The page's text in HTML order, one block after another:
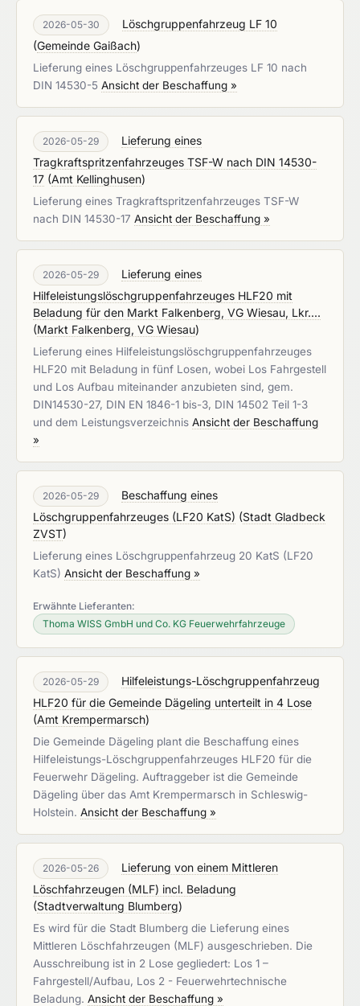
2026-05-30
Löschgruppenfahrzeug LF 10
(Gemeinde Gaißach)
Lieferung eines Löschgruppenfahrzeuges LF 10 nach
DIN 14530-5 Ansicht der Beschaffung »
2026-05-29
Lieferung eines
Tragkraftspritzenfahrzeuges TSF-W nach DIN 14530-
17 (Amt Kellinghusen)
Lieferung eines Tragkraftspritzenfahrzeuges TSF-W
nach DIN 14530-17 Ansicht der Beschaffung »
2026-05-29
Lieferung eines
Hilfeleistungslöschgruppenfahrzeuges HLF20 mit
Beladung für den Markt Falkenberg, VG Wiesau, Lkr....
(Markt Falkenberg, VG Wiesau)
Lieferung eines Hilfeleistungslöschgruppenfahrzeuges
HLF20 mit Beladung in fünf Losen, wobei Los Fahrgestell
und Los Aufbau miteinander anzubieten sind, gem.
DIN14530-27, DIN EN 1846-1 bis-3, DIN 14502 Teil 1-3
und dem Leistungsverzeichnis Ansicht der Beschaffung
»
2026-05-29
Beschaffung eines
Löschgruppenfahrzeuges (LF20 KatS) (Stadt Gladbeck
ZVST)
Lieferung eines Löschgruppenfahrzeug 20 KatS (LF20
KatS) Ansicht der Beschaffung »
Erwähnte Lieferanten:
Thoma WISS GmbH und Co. KG Feuerwehrfahrzeuge
2026-05-29
Hilfeleistungs-Löschgruppenfahrzeug
HLF20 für die Gemeinde Dägeling unterteilt in 4 Lose
(Amt Krempermarsch)
Die Gemeinde Dägeling plant die Beschaffung eines
Hilfeleistungs-Löschgruppenfahrzeuges HLF20 für die
Feuerwehr Dägeling. Auftraggeber ist die Gemeinde
Dägeling über das Amt Krempermarsch in Schleswig-
Holstein. Ansicht der Beschaffung »
2026-05-26
Lieferung von einem Mittleren
Löschfahrzeugen (MLF) incl. Beladung
(Stadtverwaltung Blumberg)
Es wird für die Stadt Blumberg die Lieferung eines
Mittleren Löschfahrzeugen (MLF) ausgeschrieben. Die
Ausschreibung ist in 2 Lose gegliedert: Los 1 –
Fahrgestell/Aufbau, Los 2 - Feuerwehrtechnische
Beladung. Ansicht der Beschaffung »